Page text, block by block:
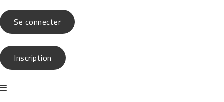
Se connecter
Inscription